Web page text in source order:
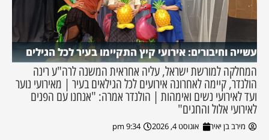
עשייה וחיבורים: אירועי קיץ התקיימו בעיר לכל הגילים
המחלקה למורשת ישראל, עליה אחראית המשנה לרה"ע רינה
הולנדר, קיימה לאחרונה אירועים לכל הגילאים בעיר | מאירועי נוער
ועד לאירועי נשים ואימהות | הולנדר אמרה: "אנחנו עם הפנים
לאירועי אלול והחגים"
מירב בן יאיר אוגוסט 4, 2026 9:34 pm